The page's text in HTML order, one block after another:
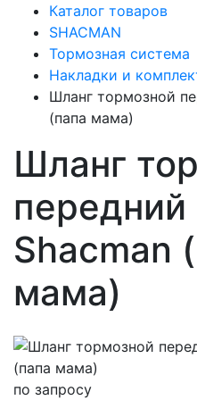
Каталог товаров
SHACMAN
Тормозная система
Накладки и
Шланг тормозной
(папа мама)
Шланг
Shacman
мама)
по запросу